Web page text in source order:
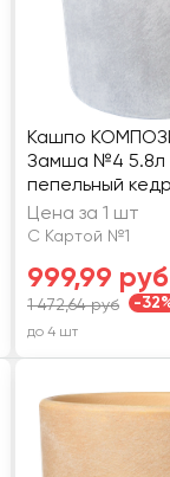
Кашпо
Замша №4 5.8л
пепельный кедр
Цена за 1 шт
С Картой №1
999,99 руб
1 472,64 руб -
до 4 шт